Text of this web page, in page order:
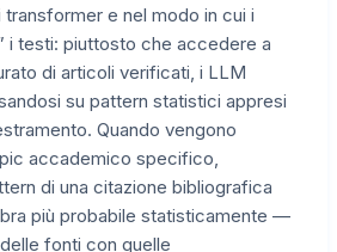
transformer e nel modo in cui i
i testi: piuttosto che accedere a
di articoli verificati, i LLM
su pattern statistici appresi
Quando vengono
accademico specifico,
di una citazione bibliografica
più probabile statisticamente —
fonti con quelle